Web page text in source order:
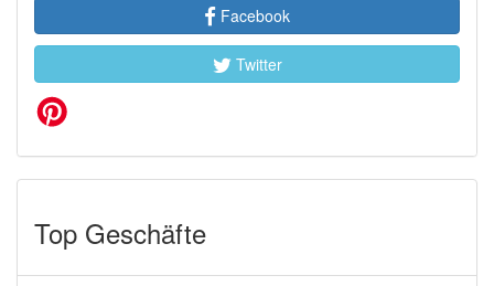
Facebook
Twitter
Top Geschäfte